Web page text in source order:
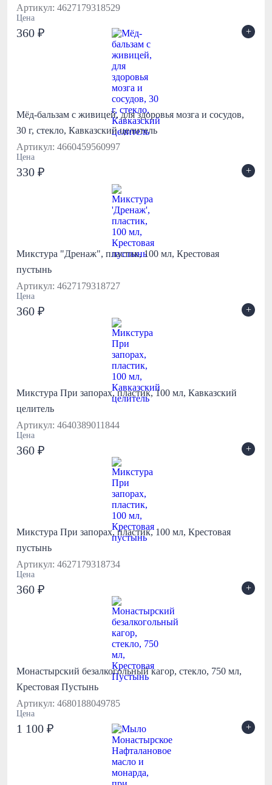
Артикул: 4627179318529
Цена
360 ₽ +
Мёд-бальзам с живицей, для здоровья мозга и сосудов,
30 г, стекло, Кавказский целитель
Артикул: 4660459560997
Цена
330 ₽ +
Микстура "Дренаж", пластик, 100 мл, Крестовая
пустынь
Артикул: 4627179318727
Цена
360 ₽ +
Микстура При запорах, пластик, 100 мл, Кавказский
целитель
Артикул: 4640389011844
Цена
360 ₽ +
Микстура При запорах, пластик, 100 мл, Крестовая
пустынь
Артикул: 4627179318734
Цена
360 ₽ +
Монастырский безалкогольный кагор, стекло, 750 мл,
Крестовая Пустынь
Артикул: 4680188049785
Цена
1 100 ₽ +